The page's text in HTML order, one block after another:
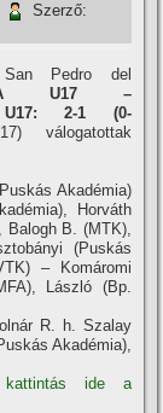
Szerző:
Pedro del
U17 –
U17: 2-1 (0-
válogatottak
Akadémia)
Horváth
Balogh B. (MTK),
(Puskás
– Komáromi
László (Bp.
R. h. Szalay
Akadémia),
kattintás ide a